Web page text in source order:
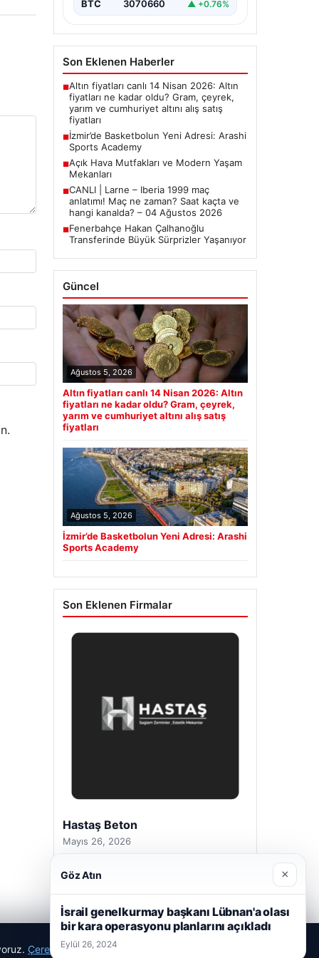
BTC 3070660 ▲ +0.76%
Son Eklenen Haberler
■Altın fiyatları canlı 14 Nisan 2026: Altın
fiyatları ne kadar oldu? Gram, çeyrek,
yarım ve cumhuriyet altını alış satış
fiyatları
■İzmir’de Basketbolun Yeni Adresi: Arashi
Sports Academy
■Açık Hava Mutfakları ve Modern Yaşam
Mekanları
■CANLI | Larne – Iberia 1999 maç
anlatımı! Maç ne zaman? Saat kaçta ve
hangi kanalda? – 04 Ağustos 2026
■Fenerbahçe Hakan Çalhanoğlu
Transferinde Büyük Sürprizler Yaşanıyor
Güncel
Ağustos 5, 2026
Altın fiyatları canlı 14 Nisan 2026: Altın
fiyatları ne kadar oldu? Gram, çeyrek,
yarım ve cumhuriyet altını alış satış
fiyatları
Ağustos 5, 2026
İzmir’de Basketbolun Yeni Adresi: Arashi
Sports Academy
Son Eklenen Firmalar
Hastaş Beton
Mayıs 26, 2026
Çerez Politikamız
Göz Atın ×
İsrail genelkurmay başkanı Lübnan'a olası
bir kara operasyonu planlarını açıkladı
Eylül 26, 2024